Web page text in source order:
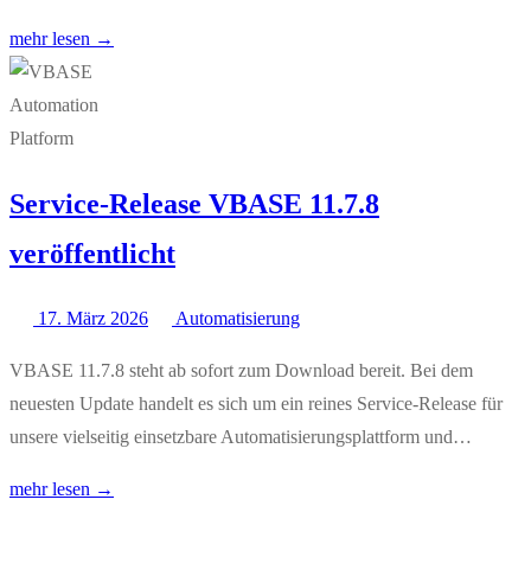
mehr lesen →
Service-Release VBASE 11.7.8
veröffentlicht
17. März 2026 Automatisierung
VBASE 11.7.8 steht ab sofort zum Download bereit. Bei dem
neuesten Update handelt es sich um ein reines Service-Release für
unsere vielseitig einsetzbare Automatisierungsplattform und…
mehr lesen →